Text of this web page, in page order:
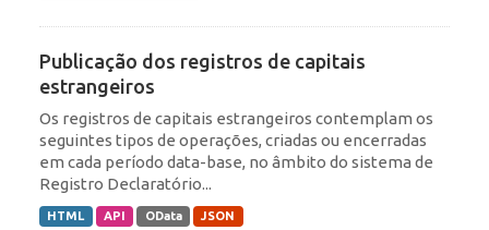
Publicação dos registros de capitais
estrangeiros
Os registros de capitais estrangeiros contemplam os
seguintes tipos de operações, criadas ou encerradas
em cada período data-base, no âmbito do sistema de
Registro Declaratório...
HTML API OData JSON